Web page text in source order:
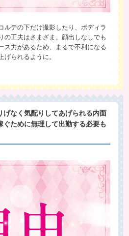
ルテの下だけ撮影したり、ボディラ
の工夫はさまざま。顔出しなしでも
ス力があるため、まるで不利になる
られるように。
げなく気配りしてあげられる内面
ぐために無理して出勤する必要も